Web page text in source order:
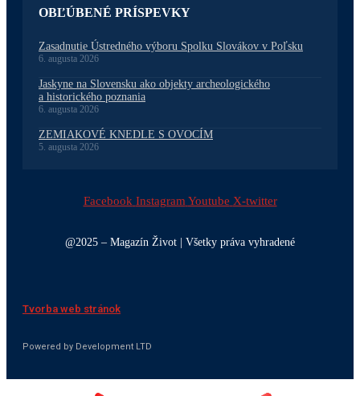
OBĽÚBENÉ PRÍSPEVKY
Zasadnutie Ústredného výboru Spolku Slovákov v Poľsku
6. augusta 2026
Jaskyne na Slovensku ako objekty archeologického
a historického poznania
6. augusta 2026
ZEMIAKOVÉ KNEDLE S OVOCÍM
5. augusta 2026
Facebook Instagram Youtube X-twitter
@2025 – Magazín Život | Všetky práva vyhradené
Tvorba web stránok
Powered by Development LTD